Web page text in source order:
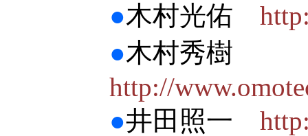
●木村光佑
●木村秀樹
http://
●井田照一